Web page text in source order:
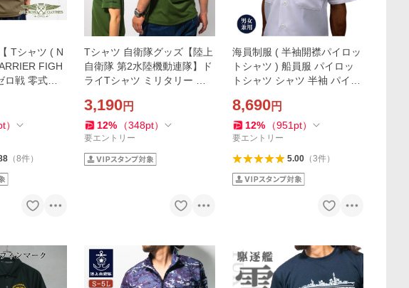
Tシャツ ( N
FIGH
戦 零式艦
）
（8件）
Tシャツ 自衛隊グッズ【陸上
自衛隊 第2水陸機動連隊】ド
ライTシャツ ミリタリー 陸
ィース 男女兼用 ユニセック
ス トップス ウェア
3,190円
12% （348pt）
要エントリー
海員制服 ( 半袖開襟パイロッ
トシャツ ) 船員服 パイロッ
トシャツ シャツ 半袖 パイロ
8,690円
12% （951 pt）
要エントリー
5.00（3件）